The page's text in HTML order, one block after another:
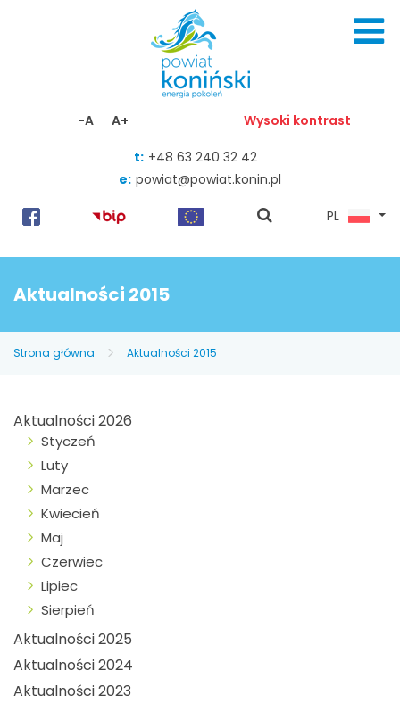
-A A+ Wysoki kontrast
t: +48 63 240 32 42
e: powiat@powiat.konin.pl
pokaż
PL
Aktualności 2015
Strona główna Aktualności 2015
Aktualności 2026
Styczeń
Luty
Marzec
Kwiecień
Maj
Czerwiec
Lipiec
Sierpień
Aktualności 2025
Aktualności 2024
Aktualności 2023